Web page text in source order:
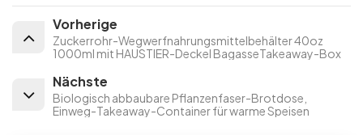
Vorherige
Zuckerrohr-Wegwerfnahrungsmittelbehälter 40oz
1000ml mit HAUSTIER-Deckel BagasseTakeaway-Box
Nächste
Biologisch abbaubare Pflanzenfaser-Brotdose,
Einweg-Takeaway-Container für warme Speisen